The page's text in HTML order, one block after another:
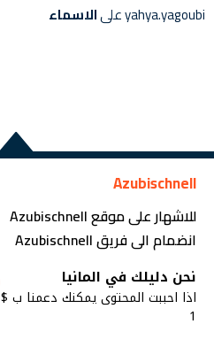
yahya.yagoubiعلىالاسماء
Azubischnell
للاشهار على موقع Azubischnell
انضمام الى فريق Azubischnell
نحن دليلك في المانيا
اذا احببت المحتوى يمكنك دعمنا ب $
1